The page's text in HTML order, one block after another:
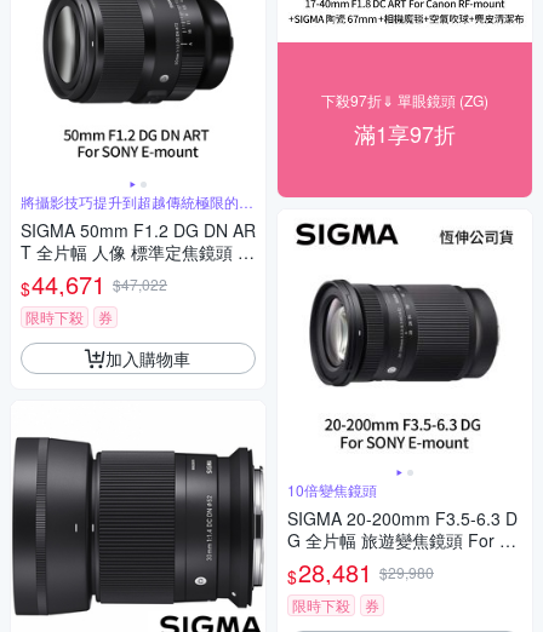
將攝影技巧提升到超越傳統極限的水
準
SIGMA 50mm F1.2 DG DN AR
T 全片幅 人像 標準定焦鏡頭 F
or SONY E-mount (公司貨)
$44,671 $47,022
限時下殺
券
加入購物車
下殺97折⇓ 單眼鏡頭 (ZG)
滿1享97折
10倍變焦鏡頭
SIGMA 20-200mm F3.5-6.3 D
G 全片幅 旅遊變焦鏡頭 For S
ONY E-mount (公司貨)
$28,481 $29,980
限時下殺
券